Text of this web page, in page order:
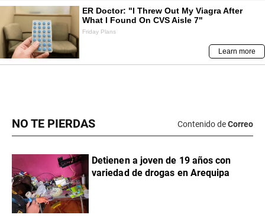
NO TE PIERDAS Contenido deCorreo
Detienen a joven de 19 años con
variedad de drogas en Arequipa